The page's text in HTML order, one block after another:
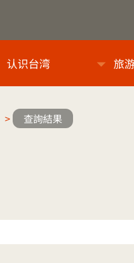
认识台湾
旅
> 查詢結果